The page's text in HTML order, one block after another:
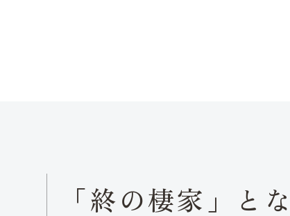
「終の棲家」と